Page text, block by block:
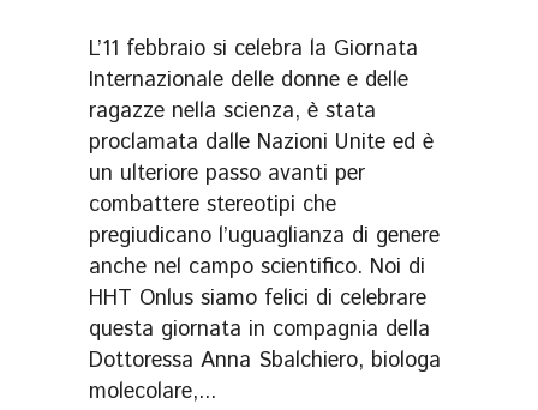
L’11 febbraio si celebra la Giornata
Internazionale delle donne e delle
ragazze nella scienza, è stata
proclamata dalle Nazioni Unite ed è
un ulteriore passo avanti per
combattere stereotipi che
pregiudicano l’uguaglianza di genere
anche nel campo scientifico. Noi di
HHT Onlus siamo felici di celebrare
questa giornata in compagnia della
Dottoressa Anna Sbalchiero, biologa
molecolare,...